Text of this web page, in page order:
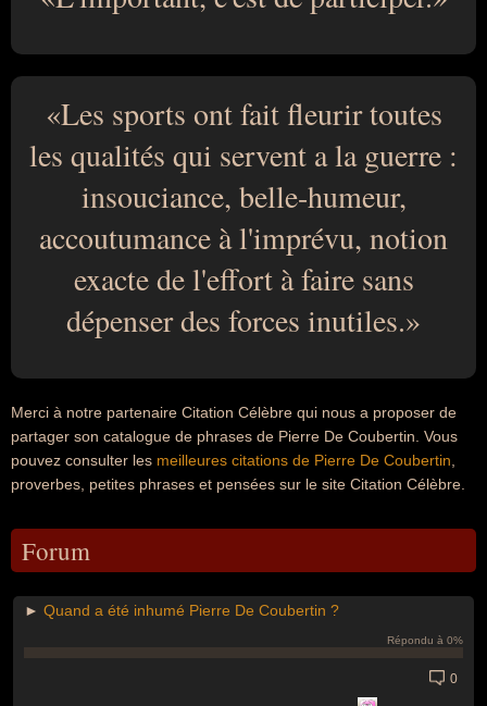
Les sports ont fait fleurir toutes
les qualités qui servent a la guerre :
insouciance, belle-humeur,
accoutumance à l'imprévu, notion
exacte de l'effort à faire sans
dépenser des forces inutiles.
Merci à notre partenaire Citation Célèbre qui nous a proposer de
partager son catalogue de phrases de Pierre De Coubertin. Vous
pouvez consulter les meilleures citations de Pierre De Coubertin
proverbes, petites phrases et pensées sur le site Citation Célèbre.
Forum
► Quand a été inhumé Pierre De Coubertin ?
Répondu à 0%
0